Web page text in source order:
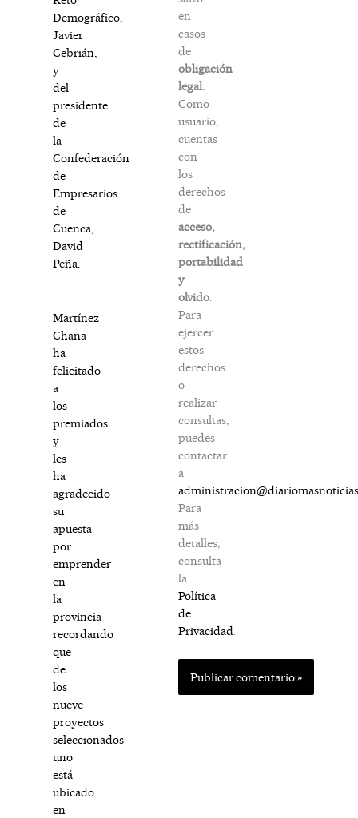
Demográfico,
Javier
Cebrián,
y
del
presidente
de
la
Confederación
de
Empresarios
de
Cuenca,
David
Peña.
Martínez
Chana
ha
felicitado
a
los
premiados
y
les
ha
agradecido
su
apuesta
por
emprender
en
la
provincia
recordando
que
de
los
nueve
proyectos
seleccionados
uno
está
ubicado
en
en
casos
de
obligación
legal
Como
usuario,
cuentas
con
los
derechos
de
acceso,
rectificación,
portabilidad
y
olvido
Para
ejercer
estos
derechos
o
realizar
consultas,
puedes
contactar
a
Para
más
detalles,
consulta
la
Política
de
Privacidad